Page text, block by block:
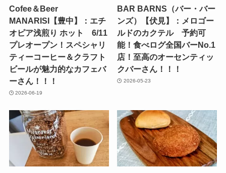
Cofee＆Beer
MANARISI【豊中】：エチ
オピア浅煎り ホット 6/11
プレオープン！スペシャリ
ティーコーヒー＆クラフト
ビールが魅力的なカフェバ
ーさん！！！
2026-06-19
BAR BARNS（バー・バー
ンズ）【伏見】：メロゴー
ルドのカクテル 予約可
能！食べログ全国バーNo.1
店！至高のオーセンティッ
クバーさん！！！
2026-05-23